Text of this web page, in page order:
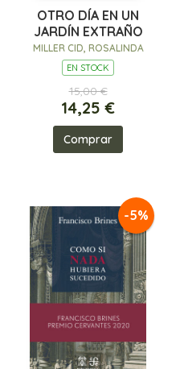
OTRO DÍA EN UN
JARDÍN EXTRAÑO
MILLER CID, ROSALINDA
EN STOCK
15,00 €
14,25 €
Comprar
-5%